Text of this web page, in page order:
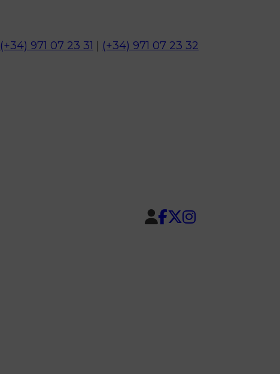
(+34) 971 07 23 31 (+34) 971 07 23 32